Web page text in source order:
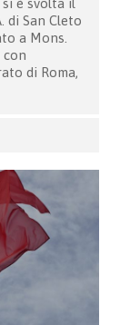
di San Cleto
a Mons.
con
di Roma,